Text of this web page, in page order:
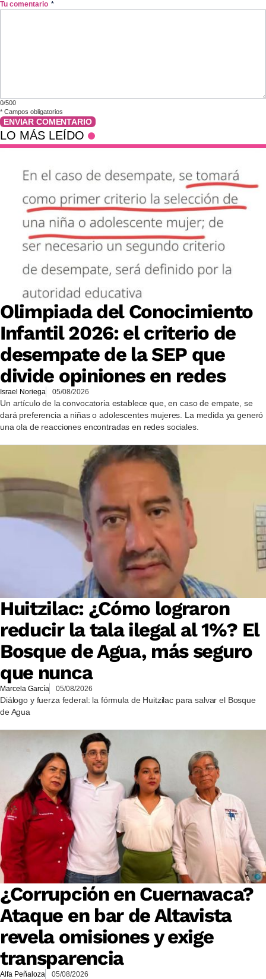
Tu comentario *
0/500
* Campos obligatorios
ENVIAR COMENTARIO
LO MÁS LEÍDO
Olimpiada del Conocimiento
Infantil 2026: el criterio de
desempate de la SEP que
divide opiniones en redes
Israel Noriega 05/08/2026
Un artículo de la convocatoria establece que, en caso de empate, se
dará preferencia a niñas o adolescentes mujeres. La medida ya generó
una ola de reacciones encontradas en redes sociales.
Huitzilac: ¿Cómo lograron
reducir la tala ilegal al 1%? El
Bosque de Agua, más seguro
que nunca
Marcela García 05/08/2026
Diálogo y fuerza federal: la fórmula de Huitzilac para salvar el Bosque
de Agua
¿Corrupción en Cuernavaca?
Ataque en bar de Altavista
revela omisiones y exige
transparencia
Alfa Peñaloza 05/08/2026